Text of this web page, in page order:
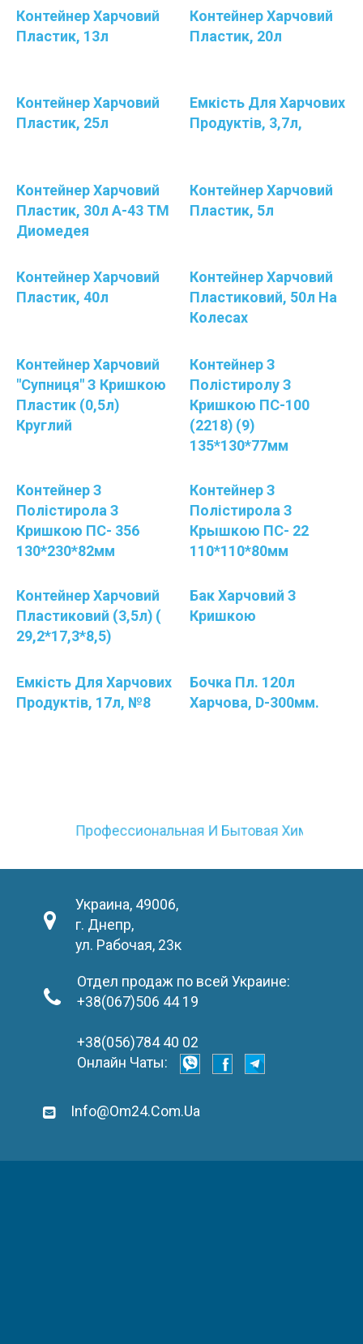
Контейнер Харчовий
Пластик, 13л
Контейнер Харчовий
Пластик, 20л
Контейнер Харчовий
Пластик, 25л
Емкість Для Харчових
Продуктів, 3,7л,
Контейнер Харчовий
Пластик, 30л А-43 ТМ
Диомедея
Контейнер Харчовий
Пластик, 5л
Контейнер Харчовий
Пластик, 40л
Контейнер Харчовий
Пластиковий, 50л На
Колесах
Контейнер Харчовий
"Супниця" З Кришкою
Пластик (0,5л)
Круглий
Контейнер З
Полістиролу З
Кришкою ПС-100
(2218) (9)
135*130*77мм
Контейнер З
Полістирола З
Кришкою ПС- 356
130*230*82мм
Контейнер З
Полістирола З
Крышкою ПС- 22
110*110*80мм
Контейнер Харчовий
Пластиковий (3,5л) (
29,2*17,3*8,5)
Бак Харчовий З
Кришкою
Емкість Для Харчових
Продуктів, 17л, №8
Бочка Пл. 120л
Харчова, D-300мм.
Профессиональная И Бытовая Химия
Украина, 49006,
г. Днепр,
ул. Рабочая, 23к
Отдел продаж по всей Украине:
+38(067)506 44 19
+38(056)784 40 02
Онлайн Чаты:
Info@om24.com.ua